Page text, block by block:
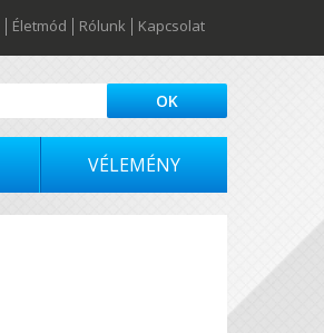
Életmód Rólunk Kapcsolat
VÉLEMÉNY